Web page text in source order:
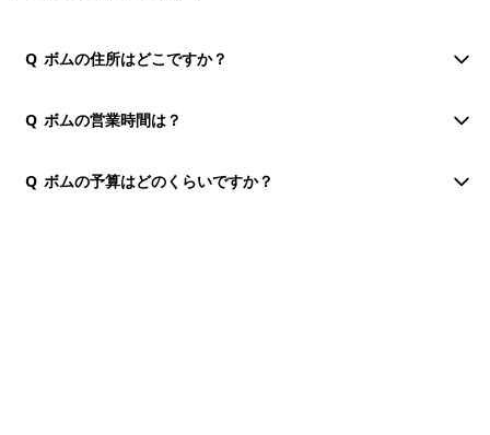
Q ボムの住所はどこですか？
Q ボムの営業時間は？
Q ボムの予算はどのくらいですか？